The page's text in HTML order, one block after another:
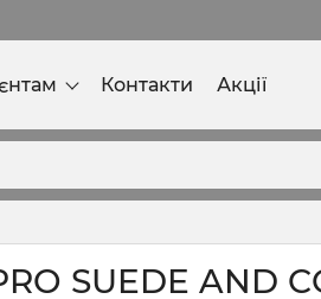
Контакти Акції
SUEDE AND